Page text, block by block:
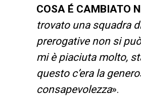
COSA É CAMBIATO
trovato una squadra
prerogative non si
mi è piaciuta molto,
questo c’era la
consapevolezza».